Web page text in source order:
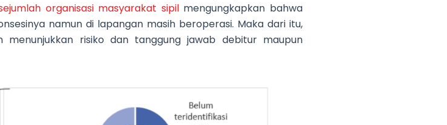
organisasi masyarakat sipilmengungkapkan bahwa
namun di lapangan masih beroperasi. Maka dari itu,
menunjukkan risiko dan tanggung jawab debitur maupun